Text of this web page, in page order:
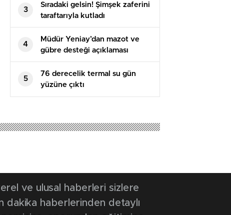
3
Sıradaki gelsin! Şimşek zaferini
taraftarıyla kutladı
4
Müdür Yeniay’dan mazot ve
gübre desteği açıklaması
5
76 derecelik termal su gün
yüzüne çıktı
ve ulusal haberleri sizlere
dakika haberlerinden detaylı